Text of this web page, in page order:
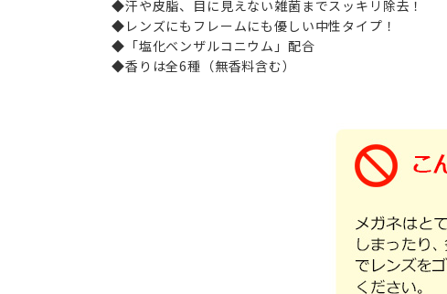
◆汗や皮脂、目に見えない雑菌までスッキリ除去！
◆レンズにもフレームにも優しい中性タイプ！
◆「塩化ベンザルコニウム」配合
◆香りは全6種（無香料含む）